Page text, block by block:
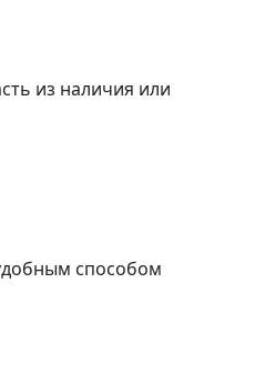
из наличия или
способом